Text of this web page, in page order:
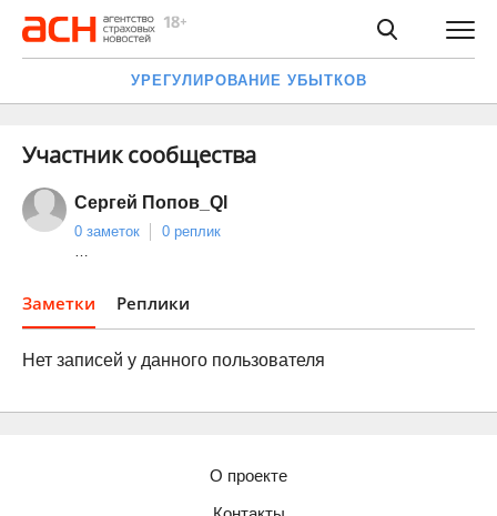
УРЕГУЛИРОВАНИЕ УБЫТКОВ
Участник сообщества
Сергей Попов_Ql
0 заметок
0 реплик
…
Заметки Реплики
Нет записей у данного пользователя
О проекте